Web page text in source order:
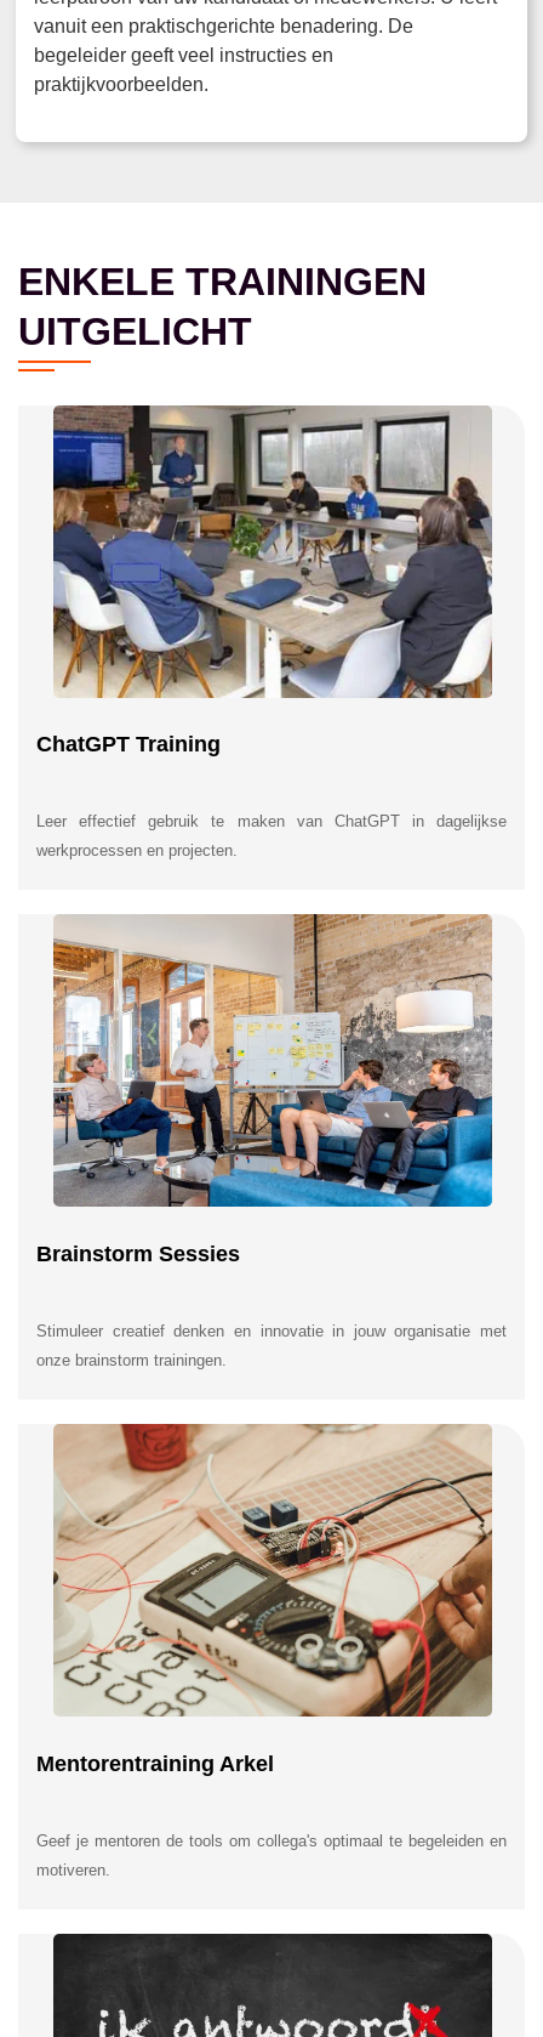
vanuit een praktischgerichte benadering. De
begeleider geeft veel instructies en
praktijkvoorbeelden.
ENKELE TRAININGEN
UITGELICHT
ChatGPT Training
Leer effectief gebruik te maken van ChatGPT in dagelijkse
werkprocessen en projecten.
Brainstorm Sessies
Stimuleer creatief denken en innovatie in jouw organisatie met
onze brainstorm trainingen.
Mentorentraining Arkel
Geef je mentoren de tools om collega's optimaal te begeleiden en
motiveren.